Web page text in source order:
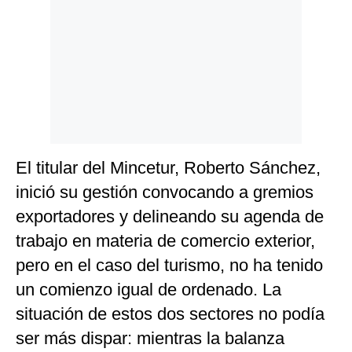
El titular del Mincetur, Roberto Sánchez,
inició su gestión convocando a gremios
exportadores y delineando su agenda de
trabajo en materia de comercio exterior,
pero en el caso del turismo, no ha tenido
un comienzo igual de ordenado. La
situación de estos dos sectores no podía
ser más dispar: mientras la balanza